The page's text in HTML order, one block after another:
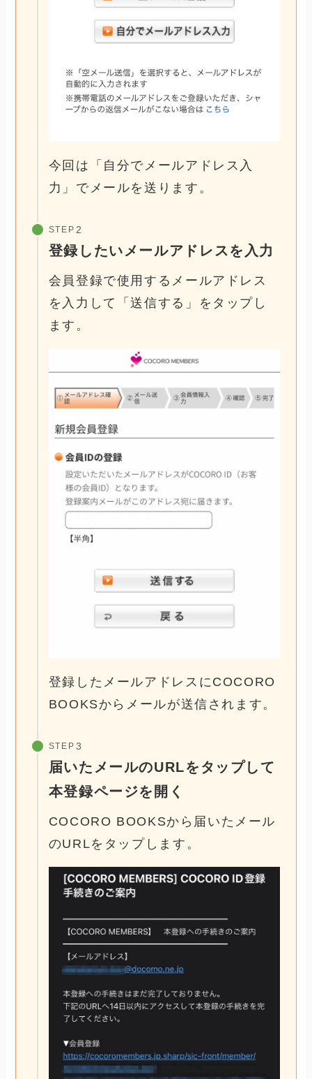
今回は「自分でメールアドレス入
力」でメールを送ります。
STEP
登録したいメールアドレスを入力
会員登録で使用するメールアドレス
を入力して「送信する」をタップし
ます。
登録したメールアドレスにCOCORO
BOOKSからメールが送信されます。
STEP
届いたメールのURLをタップして
本登録ページを開く
COCORO BOOKSから届いたメール
のURLをタップします。